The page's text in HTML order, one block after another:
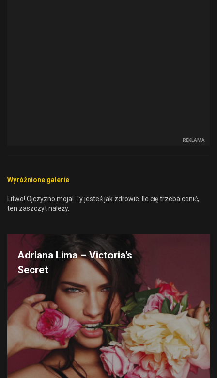
REKLAMA
Wyróżnione galerie
Litwo! Ojczyzno moja! Ty jesteś jak zdrowie. Ile cię trzeba cenić,
ten zaszczyt należy.
Adriana Lima – Victoria’s
Secret